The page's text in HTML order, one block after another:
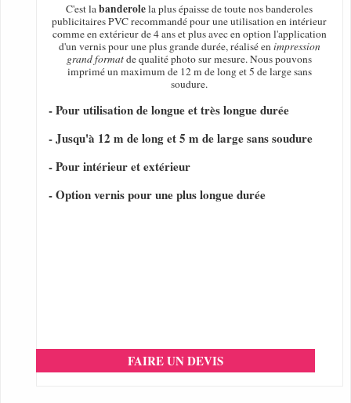
C'est labanderolela plus épaisse de toute nos banderoles
publicitaires PVC recommandé pour une utilisation en intérieur
comme en extérieur de 4 ans et plus avec en option l'application
d'un vernis pour une plus grande durée, réalisé enimpression
grand formatde qualité photo sur mesure. Nous pouvons
imprimé un maximum de 12 m de long et 5 de large sans
soudure.
- Pour utilisation de longue et très longue durée
- Jusqu'à 12 m de long et 5 m de large sans soudure
- Pour intérieur et extérieur
- Option vernis pour une plus longue durée
FAIRE UN DEVIS